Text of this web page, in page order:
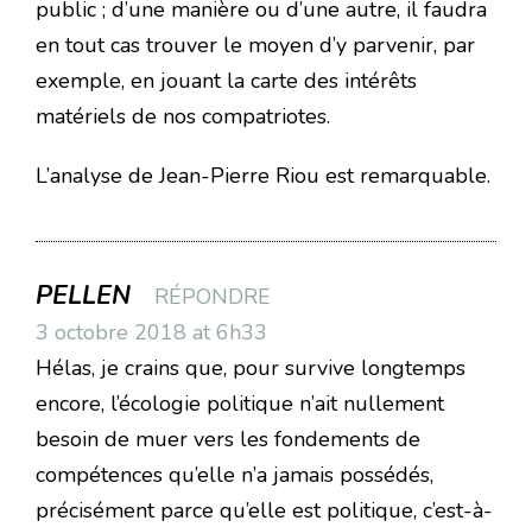
public ; d’une manière ou d’une autre, il faudra
en tout cas trouver le moyen d’y parvenir, par
exemple, en jouant la carte des intérêts
matériels de nos compatriotes.
L’analyse de Jean-Pierre Riou est remarquable.
PELLEN
RÉPONDRE
3 octobre 2018 at 6h33
Hélas, je crains que, pour survive longtemps
encore, l’écologie politique n’ait nullement
besoin de muer vers les fondements de
compétences qu’elle n’a jamais possédés,
précisément parce qu’elle est politique, c’est-à-